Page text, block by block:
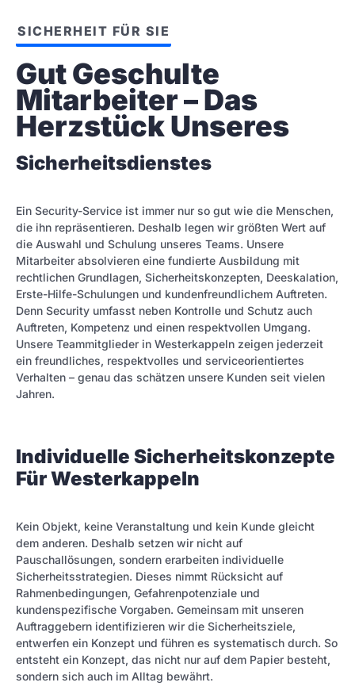
SICHERHEIT FÜR SIE
Gut Geschulte
Mitarbeiter – Das
Herzstück Unseres
Sicherheitsdienstes
Ein Security-Service ist immer nur so gut wie die Menschen,
die ihn repräsentieren. Deshalb legen wir größten Wert auf
die Auswahl und Schulung unseres Teams. Unsere
Mitarbeiter absolvieren eine fundierte Ausbildung mit
rechtlichen Grundlagen, Sicherheitskonzepten, Deeskalation,
Erste-Hilfe-Schulungen und kundenfreundlichem Auftreten.
Denn Security umfasst neben Kontrolle und Schutz auch
Auftreten, Kompetenz und einen respektvollen Umgang.
Unsere Teammitglieder in Westerkappeln zeigen jederzeit
ein freundliches, respektvolles und serviceorientiertes
Verhalten – genau das schätzen unsere Kunden seit vielen
Jahren.
Individuelle Sicherheitskonzepte
Für Westerkappeln
Kein Objekt, keine Veranstaltung und kein Kunde gleicht
dem anderen. Deshalb setzen wir nicht auf
Pauschallösungen, sondern erarbeiten individuelle
Sicherheitsstrategien. Dieses nimmt Rücksicht auf
Rahmenbedingungen, Gefahrenpotenziale und
kundenspezifische Vorgaben. Gemeinsam mit unseren
Auftraggebern identifizieren wir die Sicherheitsziele,
entwerfen ein Konzept und führen es systematisch durch. So
entsteht ein Konzept, das nicht nur auf dem Papier besteht,
sondern sich auch im Alltag bewährt.